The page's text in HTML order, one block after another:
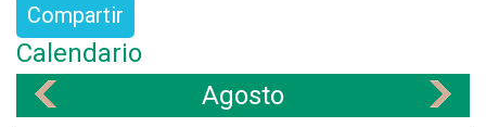
Compartir
Calendario
Agosto